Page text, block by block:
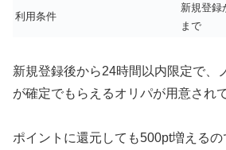
利用条件
新規登録
まで
新規登録後から24時間以内限定で、
が確定でもらえるオリパが用意され
ポイントに還元しても500pt増えるの